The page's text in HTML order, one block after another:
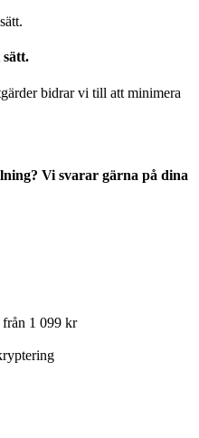
bidrar vi till att minimera
Vi svarar gärna på dina
från 1 099 kr